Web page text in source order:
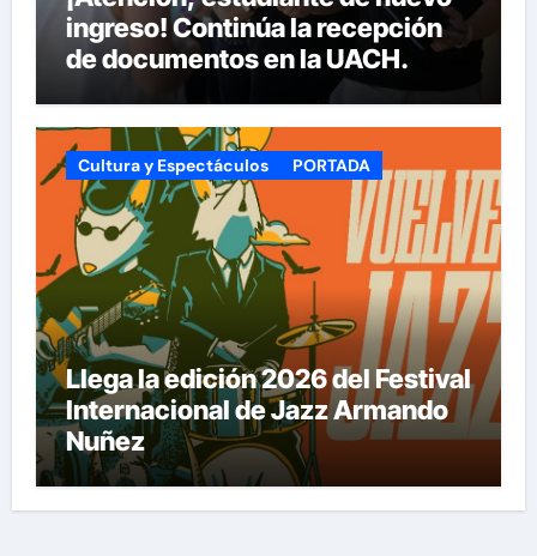
ingreso! Continúa la recepción
de documentos en la UACH.
Cultura y Espectáculos PORTADA
Llega la edición 2026 del Festival
Internacional de Jazz Armando
Nuñez